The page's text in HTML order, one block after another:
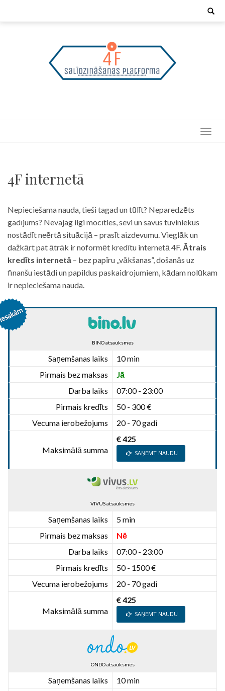
Search
4F internetā
Nepieciešama nauda, tieši tagad un tūlīt? Neparedzēts
gadījums? Nevajag ilgi mocīties, sevi un savus tuviniekus
nostādīt neērtā situācijā – prasīt aizdevumu. Vieglāk un
dažkārt pat ātrāk ir noformēt kredītu internetā 4F. Ātrais
kredīts internetā – bez papīru „vākšanas”, došanās uz
finanšu iestādi un papildus paskaidrojumiem, kādam nolūkam
ir nepieciešama nauda.
BINO atsauksmes
Saņemšanas laiks
10 min
Pirmais bez maksas
Jā
Darba laiks
07:00 - 23:00
Pirmais kredīts
50 - 300 €
Vecuma ierobežojums
20 - 70 gadi
Maksimālā summa
€ 425
SAŅEMT NAUDU
VIVUS atsauksmes
Saņemšanas laiks
5 min
Pirmais bez maksas
Nē
Darba laiks
07:00 - 23:00
Pirmais kredīts
50 - 1500 €
Vecuma ierobežojums
20 - 70 gadi
Maksimālā summa
€ 425
SAŅEMT NAUDU
ONDO atsauksmes
Saņemšanas laiks
10 min